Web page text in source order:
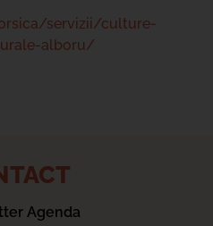
servizii/culture-
alboru/
Agenda